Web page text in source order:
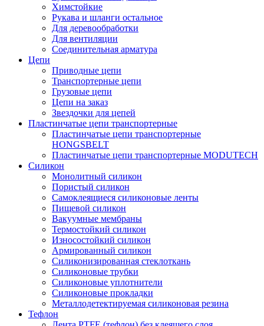
Химстойкие
Рукава и шланги остальное
Для деревообработки
Для вентиляции
Соединительная арматура
Цепи
Приводные цепи
Транспортерные цепи
Грузовые цепи
Цепи на заказ
Звездочки для цепей
Пластинчатые цепи транспортерные
Пластинчатые цепи транспортерные
HONGSBELT
Пластинчатые цепи транспортерные MODUTECH
Силикон
Монолитный силикон
Пористый силикон
Самоклеящиеся силиконовые ленты
Пищевой силикон
Вакуумные мембраны
Термостойкий силикон
Износостойкий силикон
Армированный силикон
Силиконизированная стеклоткань
Силиконовые трубки
Силиконовые уплотнители
Силиконовые прокладки
Металлодетектируемая силиконовая резина
Тефлон